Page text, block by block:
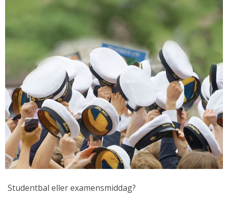
Studentbal eller examensmiddag?